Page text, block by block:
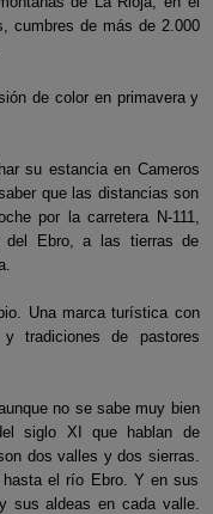
cumbres de más de 2.000
de color en primavera y
su estancia en Cameros
que las distancias son
por la carretera N-111,
del Ebro, a las tierras de
Una marca turística con
tradiciones de pastores
no se sabe muy bien
siglo XI que hablan de
dos valles y dos sierras.
el río Ebro. Y en sus
sus aldeas en cada valle.